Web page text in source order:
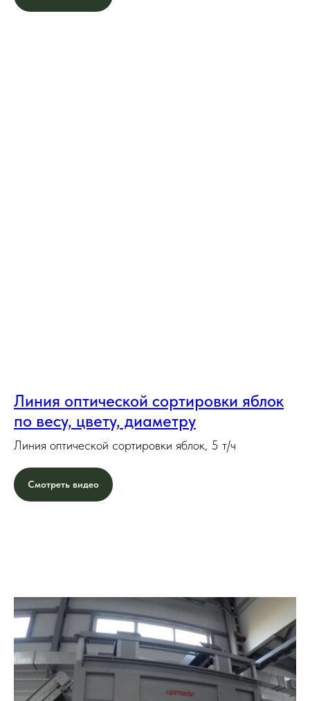
Линия оптической сортировки яблок
по весу, цвету, диаметру
Линия оптической сортировки яблок, 5 т/ч
Смотреть видео